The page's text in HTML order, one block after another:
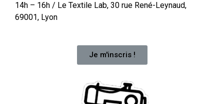
14h – 16h / Le Textile Lab, 30 rue René-Leynaud,
69001, Lyon
Je m'inscris !